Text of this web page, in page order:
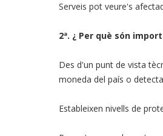
Serveis pot veure's
2ª. ¿ Per què són
Des d'un punt de vista
moneda del país o
Estableixen nivells de